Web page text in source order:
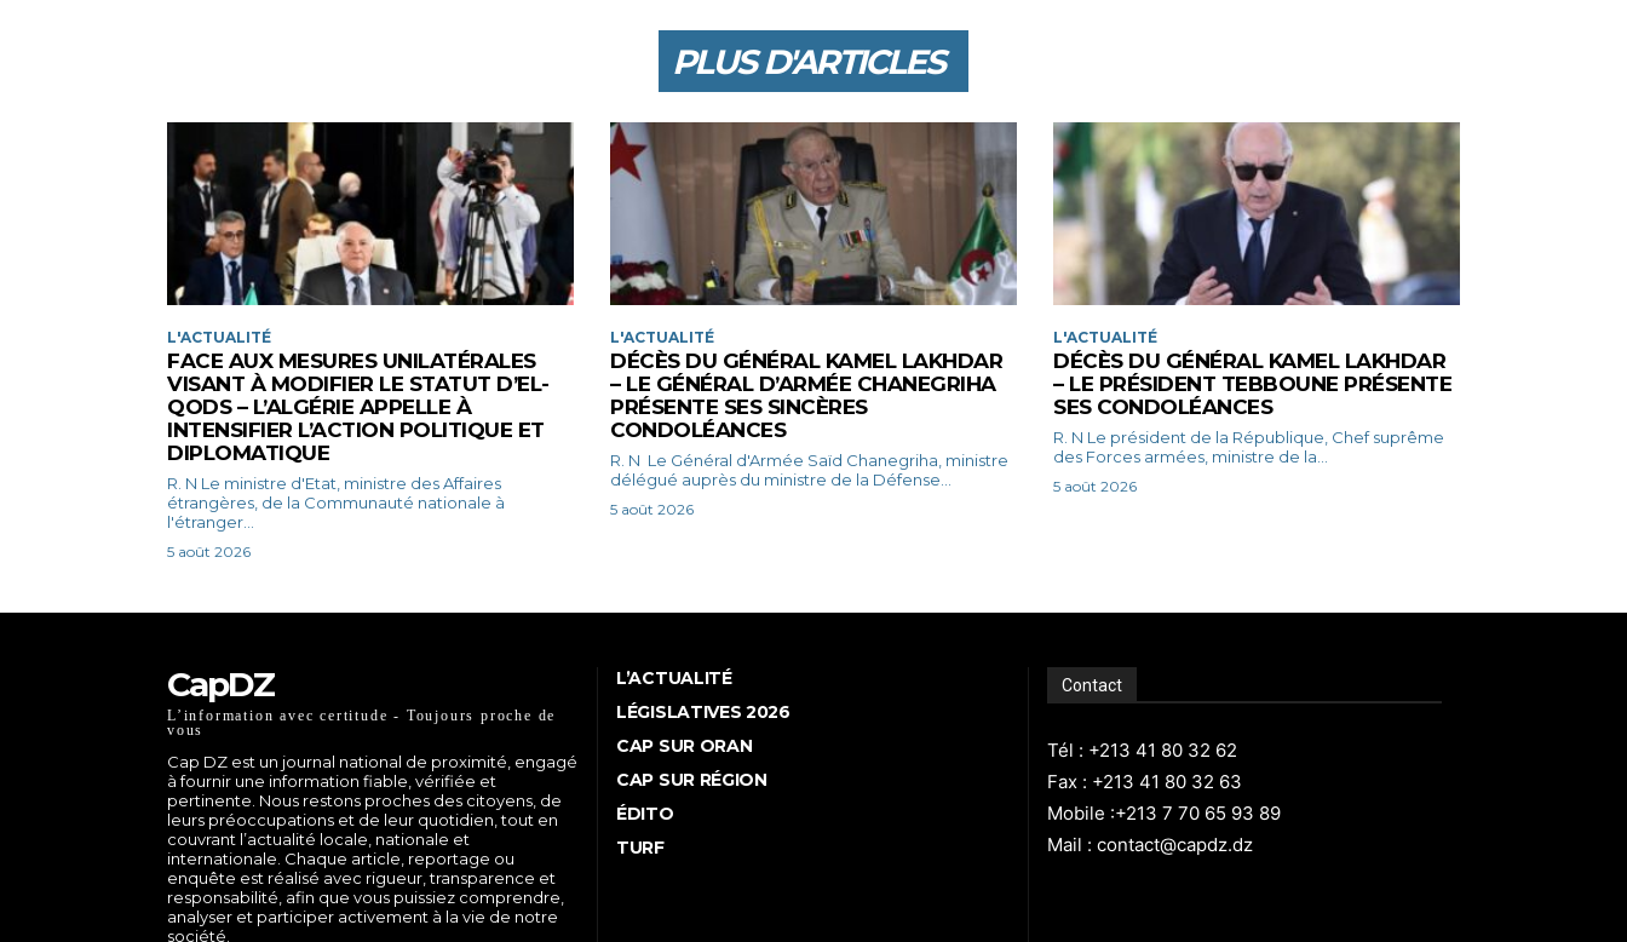
PLUS D'ARTICLES
L'ACTUALITÉ
FACE AUX MESURES UNILATÉRALES
VISANT À MODIFIER LE STATUT D’EL-
QODS – L’ALGÉRIE APPELLE À
INTENSIFIER L’ACTION POLITIQUE ET
DIPLOMATIQUE
R. N Le ministre d'Etat, ministre des Affaires
étrangères, de la Communauté nationale à
l'étranger...
5 août 2026
L'ACTUALITÉ
DÉCÈS DU GÉNÉRAL KAMEL LAKHDAR
– LE GÉNÉRAL D’ARMÉE CHANEGRIHA
PRÉSENTE SES SINCÈRES
CONDOLÉANCES
R. N Le Général d'Armée Saïd Chanegriha, ministre
délégué auprès du ministre de la Défense...
5 août 2026
L'ACTUALITÉ
DÉCÈS DU GÉNÉRAL KAMEL LAKHDAR
– LE PRÉSIDENT TEBBOUNE PRÉSENTE
SES CONDOLÉANCES
R. N Le président de la République, Chef suprême
des Forces armées, ministre de la...
5 août 2026
CapDZ
L’information avec certitude - Toujours proche de
vous
Cap DZ est un journal national de proximité, engagé
à fournir une information fiable, vérifiée et
pertinente. Nous restons proches des citoyens, de
leurs préoccupations et de leur quotidien, tout en
couvrant l’actualité locale, nationale et
internationale. Chaque article, reportage ou
enquête est réalisé avec rigueur, transparence et
responsabilité, afin que vous puissiez comprendre,
analyser et participer activement à la vie de notre
société.
L’ACTUALITÉ
LÉGISLATIVES 2026
CAP SUR ORAN
CAP SUR RÉGION
ÉDITO
TURF
Contact
Tél : +213 41 80 32 62
Fax : +213 41 80 32 63
Mobile :+213 7 70 65 93 89
Mail : contact@capdz.dz